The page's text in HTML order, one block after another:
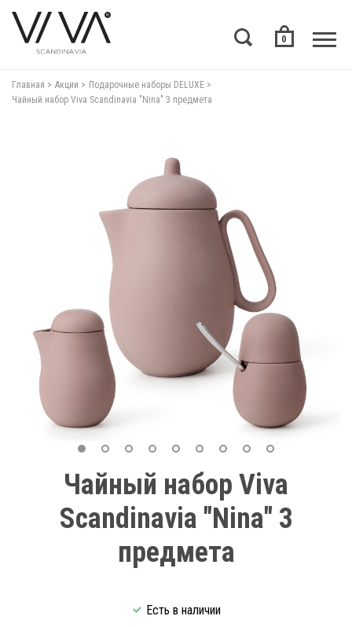
0
Главная Акции
Подарочные наборы DELUXE
Чайный набор Viva Scandinavia "Nina" 3 предмета
Чайный набор Viva
Scandinavia "Nina" 3
предмета
Есть в наличии